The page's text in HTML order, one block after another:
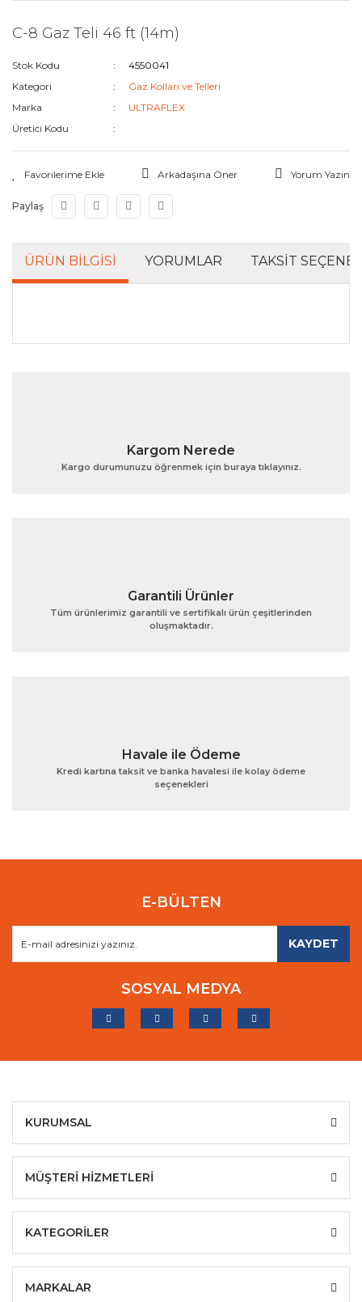
C-8 Gaz Teli 46 ft (14m)
Stok Kodu
4550041
Kategori
Gaz Kolları ve Telleri
Marka
ULTRAFLEX
Üretici Kodu
Arkadaşına Öner Yorum Yazın
Paylaş
ÜRÜN BILGISI YORUMLAR TAKSIT
Bu ürünün fiyat bilgisi, resim, ürün açıklamalarında ve
Ürün açıklamasında eksik bilgiler bulunuyor.
Gönder
Kargom Nerede
Kargo durumunuzu öğrenmek için buraya tıklayınız.
Garantili Ürünler
Tüm ürünlerimiz garantili ve sertifikalı ürün çeşitlerinden
oluşmaktadır.
Havale ile Ödeme
Kredi kartına taksit ve banka havalesi ile kolay ödeme
seçenekleri
E-BÜLTEN
KAYDET
SOSYAL MEDYA
KURUMSAL
MÜŞTERİ HİZMETLERİ
KATEGORİLER
MARKALAR